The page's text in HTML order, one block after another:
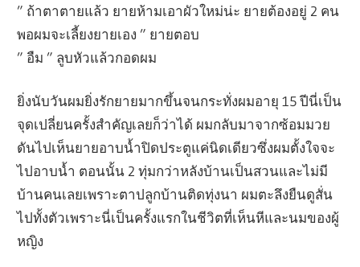
” ถ้าตาตายแล้ว ยายห้ามเอาผัวใหม่น่ะ ยายต้องอยู่ 2 คน
พอผมจะเลี้ยงยายเอง ” ยายตอบ
” อืม ” ลูบหัวแล้วกอดผม
ยิ่งนับวันผมยิ่งรักยายมากขึ้นจนกระทั่งผมอายุ 15 ปีนี่เป็น
จุดเปลี่ยนครั้งสำคัญเลยก็ว่าได้ ผมกลับมาจากซ้อมมวย
ดันไปเห็นยายอาบน้ำปิดประตูแค่นิดเดียวซึ่งผมตั้งใจจะ
ไปอาบน้ำ ตอนนั้น 2 ทุ่มกว่าหลังบ้านเป็นสวนและไม่มี
บ้านคนเลยเพราะตาปลูกบ้านติดทุ่งนา ผมตะลึงยืนดูสั่น
ไปทั้งตัวเพราะนี่เป็นครั้งแรกในชีวิตที่เห็นหีและนมของผู้
หญิง